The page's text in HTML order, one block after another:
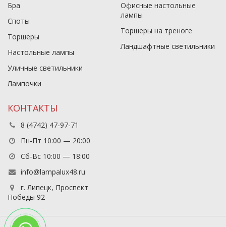
Бра
Споты
Торшеры
Настольные лампы
Уличные светильники
Лампочки
Офисные настольные
лампы
Торшеры на треноге
Ландшафтные светильники
КОНТАКТЫ
8 (4742) 47-97-71
Пн-Пт 10:00 — 20:00
Сб-Вс 10:00 — 18:00
info@lampalux48.ru
г. Липецк, Проспект
Победы 92